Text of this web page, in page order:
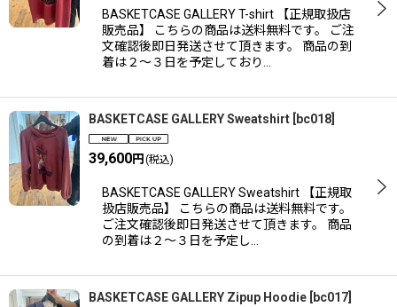
絞り込む
BASKETCASE GALLERY T-shirt 【正規取扱店
販売品】 こちらの商品は送料無料です。 ご注
文確認後即日発送させて頂きます。 商品の到
着は２〜３日を予定しており…
BASKETCASE GALLERY Sweatshirt bc018
39,600円 (税込)
BASKETCASE GALLERY Sweatshirt 【正規取
扱店販売品】 こちらの商品は送料無料です。
ご注文確認後即日発送させて頂きます。 商品
の到着は２〜３日を予定し…
BASKETCASE GALLERY Zipup Hoodie bc017